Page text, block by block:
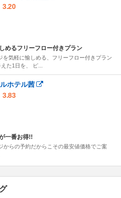
3.20
めるフリーフロー付きプラン
を気軽に愉しめる、フリーフロー付きプラン
た1日を、 ピ...
ホテル茜
3.83
一番お得!!
らの予約だからこその最安値価格でご案